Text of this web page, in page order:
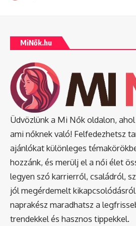
MiNők.hu
Üdvözlünk a Mi Nők oldalon,
ami nőknek való! Felfedezhetsz
ajánlókat különleges
hozzánk, és merülj el a női élet
legyen szó karrierről, családról,
jól megérdemelt
naprakész maradhatsz a
trendekkel és hasznos tippekkel.